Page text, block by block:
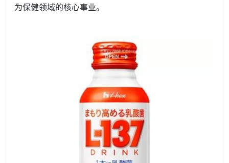
为保健领域的核心事业。